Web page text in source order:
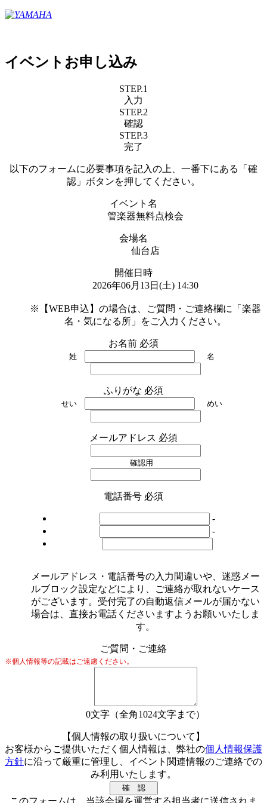
イベントお申し込み
STEP.1
入力
STEP.2
確認
STEP.3
完了
以下のフォームに必要事項を記入の上、一番下にある「確
認」ボタンを押してください。
イベント名
管楽器無料点検会
会場名
仙台店
開催日時
2026年06月13日(土) 14:30
※【WEB申込】の場合は、ご質問・ご連絡欄に「楽器
名・気になる所」をご入力ください。
お名前 必須
姓 名
ふりがな 必須
せい めい
メールアドレス 必須
確認用
電話番号 必須
-
-
メールアドレス・電話番号の入力間違いや、迷惑メー
ルブロック設定などにより、ご連絡が取れないケース
がございます。受付完了の自動返信メールが届かない
場合は、直接お電話くださいますようお願いいたしま
す。
ご質問・ご連絡
※個人情報等の記載はご遠慮ください。
0文字（全角1024文字まで）
【個人情報の取り扱いについて】
お客様からご提供いただく個人情報は、弊社の個人情報保護
方針に沿って厳重に管理し、イベント関連情報のご連絡での
み利用いたします。
このフォームは、当該会場を運営する担当者に送信されま